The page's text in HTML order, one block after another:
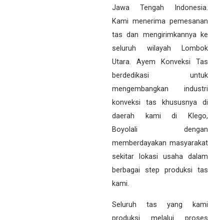
Jawa Tengah Indonesia.
Kami menerima pemesanan
tas dan mengirimkannya ke
seluruh wilayah Lombok
Utara. Ayem Konveksi Tas
berdedikasi untuk
mengembangkan industri
konveksi tas khususnya di
daerah kami di Klego,
Boyolali dengan
memberdayakan masyarakat
sekitar lokasi usaha dalam
berbagai step produksi tas
kami.
Seluruh tas yang kami
produksi melalui proses